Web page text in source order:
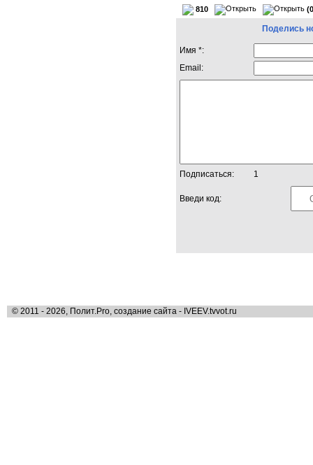
810
Поделись
Имя *:
Email:
Подписаться: 1
Введи код:
© 2011 - 2026, Полит.Pro, создание сайта - IVEEV.tvvot.ru